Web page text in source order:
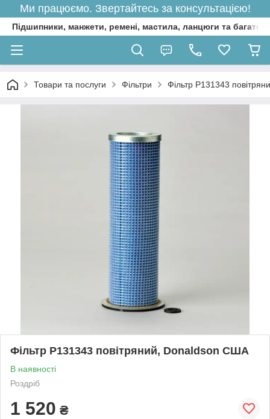
Ми працюємо. Звертайтесь за консультацією!
Підшипники, манжети, ремені, мастила, ланцюги та багато
Товари та послуги Фільтри Фільтр P131343
Фільтр P131343 повітряний, Donaldson США
В наявності
Роздріб
1 520 ₴